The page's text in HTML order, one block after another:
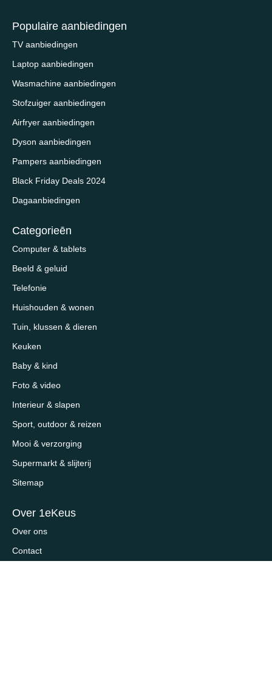
Populaire aanbiedingen
TV aanbiedingen
Laptop aanbiedingen
Wasmachine aanbiedingen
Stofzuiger aanbiedingen
Airfryer aanbiedingen
Dyson aanbiedingen
Pampers aanbiedingen
Black Friday Deals 2024
Dagaanbiedingen
Categorieēn
Computer & tablets
Beeld & geluid
Telefonie
Huishouden & wonen
Tuin, klussen & dieren
Keuken
Baby & kind
Foto & video
Interieur & slapen
Sport, outdoor & reizen
Mooi & verzorging
Supermarkt & slijterij
Sitemap
Over 1eKeus
Over ons
Contact